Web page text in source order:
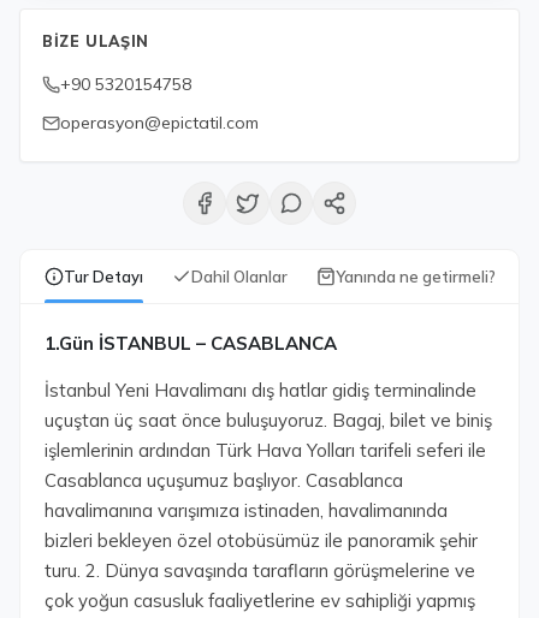
Tur Detayı Dahil Olanlar Yanında ne getirmeli?
1.Gün İSTANBUL – CASABLANCA
İstanbul Yeni Havalimanı dış hatlar gidiş terminalinde
uçuştan üç saat önce buluşuyoruz. Bagaj, bilet ve biniş
işlemlerinin ardından Türk Hava Yolları tarifeli seferi ile
Casablanca uçuşumuz başlıyor. Casablanca
havalimanına varışımıza istinaden, havalimanında
bizleri bekleyen özel otobüsümüz ile panoramik şehir
turu. 2. Dünya savaşında tarafların görüşmelerine ve
çok yoğun casusluk faaliyetlerine ev sahipliği yapmış
BIZE ULAŞIN
+90 5320154758
operasyon@epictatil.com